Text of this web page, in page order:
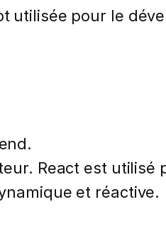
utilisée pour le
React est utilisé
et réactive.